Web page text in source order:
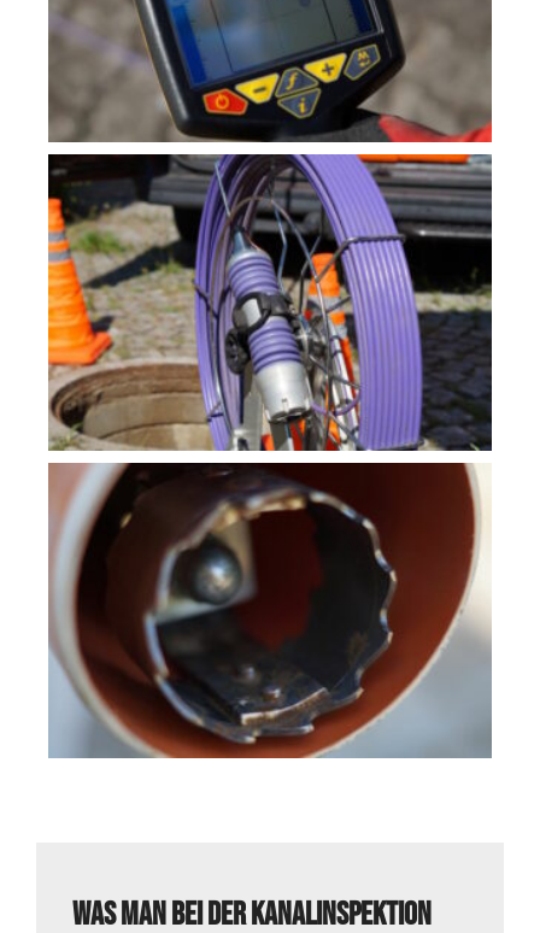
Was man bei der Kanalinspektion